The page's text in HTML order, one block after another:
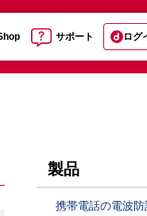
サポート ログ
製品
携帯電話の電波